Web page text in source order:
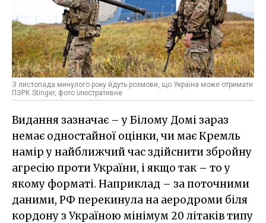
З листопада минулого року йдуть розмови, що Україна може отримати
ПЗРК Stinger, фото ілюстративне
Видання зазначає – у Білому Домі зараз
немає одностайної оцінки, чи має Кремль
намір у найближчий час здійснити збройну
агресію проти України, і якщо так – то у
якому форматі. Наприклад – за поточними
даними, РФ перекинула на аеродроми біля
кордону з Україною мінімум 20 літаків типу